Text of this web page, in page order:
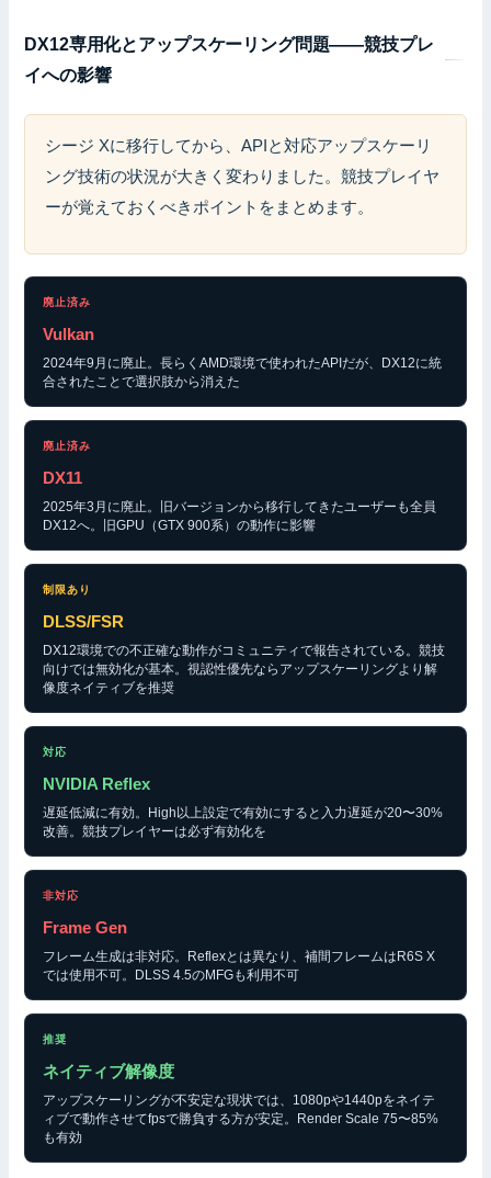
DX12専用化とアップスケーリング問題——競技プレ
イへの影響
シージ Xに移行してから、APIと対応アップスケーリ
ング技術の状況が大きく変わりました。競技プレイヤ
ーが覚えておくべきポイントをまとめます。
廃止済み
Vulkan
2024年9月に廃止。長らくAMD環境で使われたAPIだが、DX12に統
合されたことで選択肢から消えた
廃止済み
DX11
2025年3月に廃止。旧バージョンから移行してきたユーザーも全員
DX12へ。旧GPU（GTX 900系）の動作に影響
制限あり
DLSS/FSR
DX12環境での不正確な動作がコミュニティで報告されている。競技
向けでは無効化が基本。視認性優先ならアップスケーリングより解
像度ネイティブを推奨
対応
NVIDIA Reflex
遅延低減に有効。High以上設定で有効にすると入力遅延が20〜30%
改善。競技プレイヤーは必ず有効化を
非対応
Frame Gen
フレーム生成は非対応。Reflexとは異なり、補間フレームはR6S X
では使用不可。DLSS 4.5のMFGも利用不可
推奨
ネイティブ解像度
アップスケーリングが不安定な現状では、1080pや1440pをネイテ
ィブで動作させてfpsで勝負する方が安定。Render Scale 75〜85%
も有効